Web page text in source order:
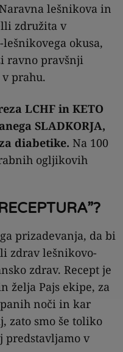
lešnikova in
združita v
okusa,
ravno pravšnji
prahu.
LCHF in KETO
SLADKORJA,
diabetike. Na 100
ogljikovih
prizadevanja, da bi
zdrav lešnikovo-
zdrav. Recept je
želja Pajs ekipe, za
noči in kar
zato smo še toliko
predstavljamo v